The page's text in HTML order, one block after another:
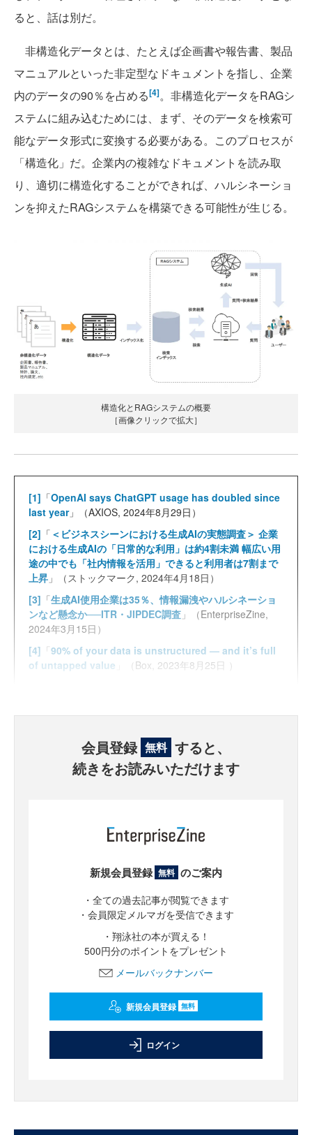
ると、話は別だ。
非構造化データとは、たとえば企画書や報告書、製品
マニュアルといった非定型なドキュメントを指し、企業
内のデータの90％を占める[4]。非構造化データをRAGシ
ステムに組み込むためには、まず、そのデータを検索可
能なデータ形式に変換する必要がある。このプロセスが
「構造化」だ。企業内の複雑なドキュメントを読み取
り、適切に構造化することができれば、ハルシネーショ
ンを抑えたRAGシステムを構築できる可能性が生じる。
構造化とRAGシステムの概要
［画像クリックで拡大］
[1] 「OpenAI says ChatGPT usage has doubled since
last year」（AXIOS, 2024年8月29日）
[2] 「 ＜ビジネスシーンにおける生成AIの実態調査＞ 企業
における生成AIの「日常的な利用」は約4割未満 幅広い用
途の中でも「社内情報を活用」できると利用者は7割まで
上昇 」（ストックマーク, 2024年4月18日）
[3] 「生成AI使用企業は35％、情報漏洩やハルシネーショ
ンなど懸念か──ITR・JIPDEC調査 」（EnterpriseZine,
2024年3月15日）
[4] 「 90% of your data is unstructured — and it’s full
of untapped value 」（Box, 2023年8月25日 ）
会員登録 無料 すると、
続きをお読みいただけます
新規会員登録 無料 のご案内
・全ての過去記事が閲覧できます
・会員限定メルマガを受信できます
・翔泳社の本が買える！
500円分のポイントをプレゼント
メールバックナンバー
新規会員登録 無料
ログイン